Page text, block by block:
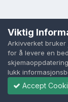
Viktig
Arkivverket bruker
for å levere en
lukk
Accept